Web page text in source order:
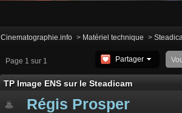
Cinematographie.info > Matériel technique >
Page 1 sur 1 Partager
TP Image ENS sur le Steadicam
Régis Prosper